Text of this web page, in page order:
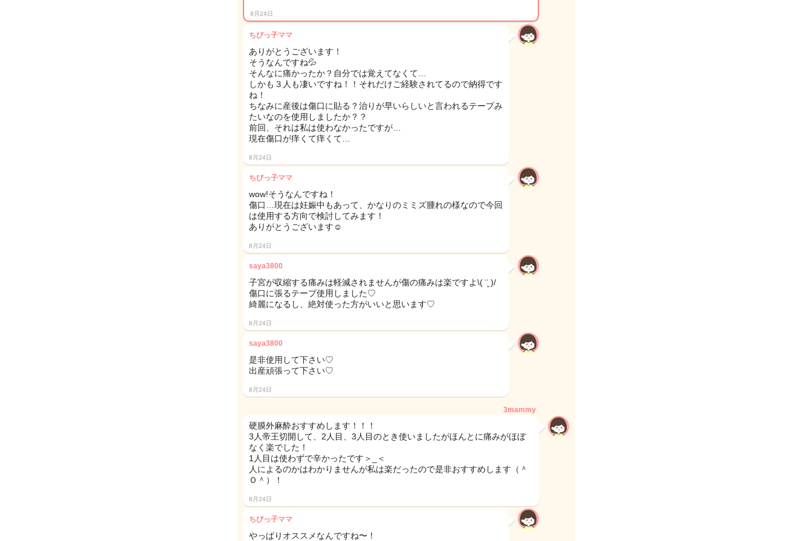
8月24日
ちびっ子ママ
ありがとうございます！
そうなんですね💦
そんなに痛かったか？自分では覚えてなくて…
しかも３人も凄いですね！！それだけご経験されてるので納得です
ね！
ちなみに産後は傷口に貼る？治りが早いらしいと言われるテープみ
たいなのを使用しましたか？？
前回、それは私は使わなかったですが…
現在傷口が痒くて痒くて…
8月24日
ちびっ子ママ
wow!そうなんですね！
傷口…現在は妊娠中もあって、かなりのミミズ腫れの様なので今回
は使用する方向で検討してみます！
ありがとうございます☺︎
8月24日
saya3800
子宮が収縮する痛みは軽減されませんが傷の痛みは楽ですよ\( ¨̮ )/
傷口に張るテープ使用しました♡
綺麗になるし、絶対使った方がいいと思います♡
8月24日
saya3800
是非使用して下さい♡
出産頑張って下さい♡
8月24日
3mammy
硬膜外麻酔おすすめします！！！
3人帝王切開して、2人目、3人目のとき使いましたがほんとに痛みがほぼ
なく楽でした！
1人目は使わずで辛かったです＞_＜
人によるのかはわかりませんが私は楽だったので是非おすすめします（＾
Ｏ＾）！
8月24日
ちびっ子ママ
やっぱりオススメなんですね〜！